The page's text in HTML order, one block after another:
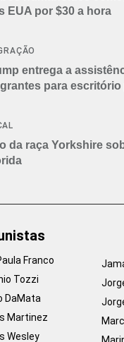
EUA por $30 a hora
entrega a
para
da raça Yorkshire
Franco
Tozzi
DaMata
Martinez
Wesley